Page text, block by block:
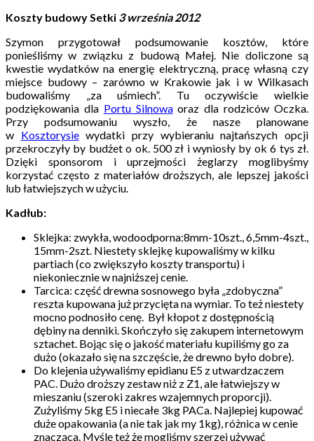
Koszty budowy Setki 3 września 2012
Szymon przygotował podsumowanie kosztów, które
ponieśliśmy w związku z budową Małej. Nie doliczone są
kwestie wydatków na energię elektryczną, pracę własną czy
miejsce budowy – zarówno w Krakowie jak i w Wilkasach
budowaliśmy „za uśmiech”. Tu oczywiście wielkie
podziękowania dla Portu Silnowaoraz dla rodziców Oczka.
Przy podsumowaniu wyszło, że nasze planowane
w Kosztorysiewydatki przy wybieraniu najtańszych opcji
przekroczyły by budżet o ok. 500 zł i wyniosły by ok 6 tys zł.
Dzięki sponsorom i uprzejmości żeglarzy moglibyśmy
korzystać często z materiałów droższych, ale lepszej jakości
lub łatwiejszych w użyciu.
Kadłub:
Sklejka: zwykła, wodoodporna:8mm-10szt., 6,5mm-4szt.,
15mm-2szt. Niestety sklejkę kupowaliśmy w kilku
partiach (co zwiększyło koszty transportu) i
niekoniecznie w najniższej cenie.
Tarcica: część drewna sosnowego była „zdobyczna”
reszta kupowana już przycięta na wymiar. To też niestety
mocno podnosiło cenę. Był kłopot z dostępnością
dębiny na denniki. Skończyło się zakupem internetowym
sztachet. Bojąc się o jakość materiału kupiliśmy go za
dużo (okazało się na szczęście, że drewno było dobre).
Do klejenia używaliśmy epidianu E5 z utwardzaczem
PAC. Dużo droższy zestaw niż z Z1, ale łatwiejszy w
mieszaniu (szeroki zakres wzajemnych proporcji).
Zużyliśmy 5kg E5 i niecałe 3kg PACa. Najlepiej kupować
duże opakowania (a nie tak jak my 1kg), różnica w cenie
znacząca. Myślę też że mogliśmy szerzej używać